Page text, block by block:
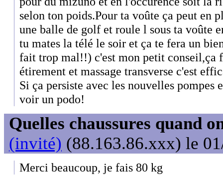
selon ton poids.Pour ta voûte ça peut en
une balle de golf et roule l sous ta voûte
tu mates la télé le soir et ça te fera un
fait trop mal!!) c'est mon petit conseil,ça
étirement et massage transverse c'est
Si ça persiste avec les nouvelles pompes
voir un podo!
Quelles chaussures quand
(invité) (88.163.86.xxx) le
Merci beaucoup, je fais 80 kg